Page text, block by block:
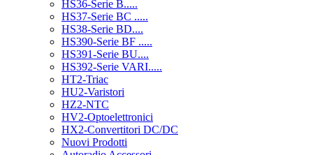
HS36-Serie B.....
HS37-Serie BC .....
HS38-Serie BD....
HS390-Serie BF .....
HS391-Serie BU....
HS392-Serie VARI.....
HT2-Triac
HU2-Varistori
HZ2-NTC
HV2-Optoelettronici
HX2-Convertitori DC/DC
Nuovi Prodotti